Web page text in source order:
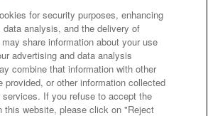
電子決済等代行業者との連携について
ング及びテロ資金供与対策に関するガイド
り組み
アクセシビリティについて
業・外国銀行代理業務について
金銭債権
止について
for security purposes, enhancing
data analysis, and the delivery of
share information about your use
advertising and data analysis
combine that information with other
provided, or other information collected
If you refuse to accept the
this website, please click on "Reject